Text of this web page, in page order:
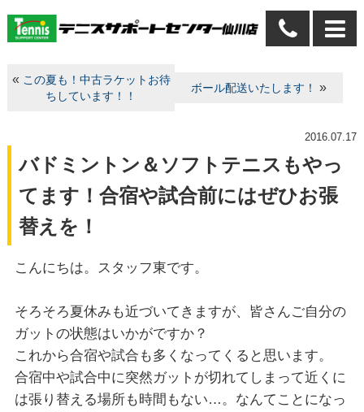
« この夏も！中古ラケットお待
ちしています！！
ボール配送いたします！ »
2016.07.17
バドミントン＆ソフトテニスもやっ
てます！合宿や試合前にはぜひお張
替えを！
こんにちは。スタッフ東です。
そろそろ夏休みも近づいてきますが、皆さんご自分の
ガットの状態はいかがですか？
これから合宿や試合も多くなってくると思います。
合宿中や試合中に突然ガットが切れてしまって近くに
は張り替える場所も時間もない…。なんてことになっ